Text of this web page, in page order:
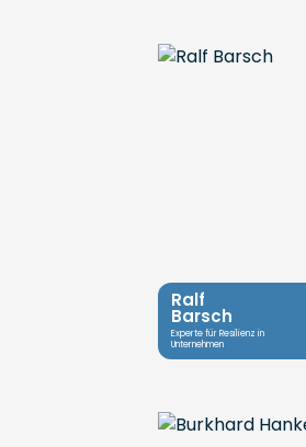
Ralf
Barsch
Experte für Resilienz in
Unternehmen